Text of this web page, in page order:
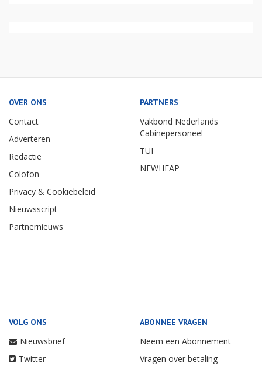
OVER ONS
Contact
Adverteren
Redactie
Colofon
Privacy & Cookiebeleid
Nieuwsscript
Partnernieuws
PARTNERS
Vakbond Nederlands
Cabinepersoneel
TUI
NEWHEAP
VOLG ONS
Nieuwsbrief
Twitter
ABONNEE VRAGEN
Neem een Abonnement
Vragen over betaling